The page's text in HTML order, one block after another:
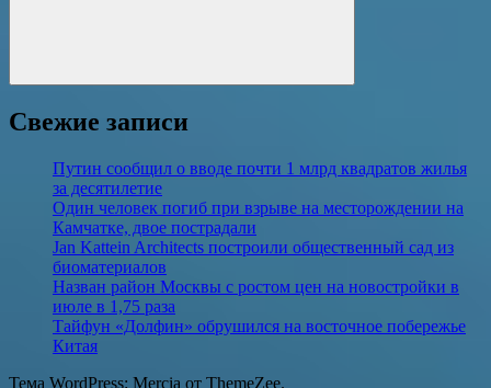
Поиск
Свежие записи
Путин сообщил о вводе почти 1 млрд квадратов жилья
за десятилетие
Один человек погиб при взрыве на месторождении на
Камчатке, двое пострадали
Jan Kattein Architects построили общественный сад из
биоматериалов
Назван район Москвы с ростом цен на новостройки в
июле в 1,75 раза
Тайфун «Долфин» обрушился на восточное побережье
Китая
Тема WordPress: Mercia от ThemeZee.